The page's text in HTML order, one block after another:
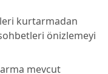
kurtarmadan
önizlemeyi
mevcut